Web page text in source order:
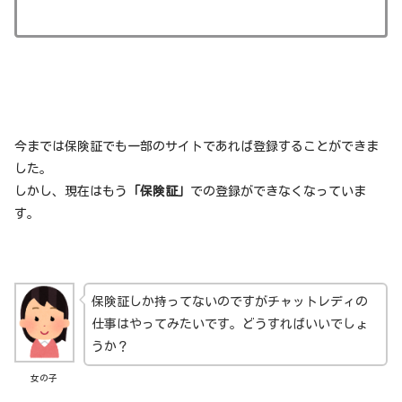
今までは保険証でも一部のサイトであれば登録することができま
した。
しかし、現在はもう
「保険証」 での登録ができなくなっていま
す。
女の子
保険証しか持ってないのですがチャットレディの
仕事はやってみたいです。どうすればいいでしょ
うか？